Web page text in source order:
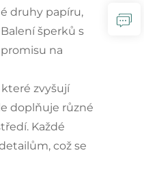
druhy papíru,
šperků s
na
zvyšují
doplňuje různé
Každé
což se